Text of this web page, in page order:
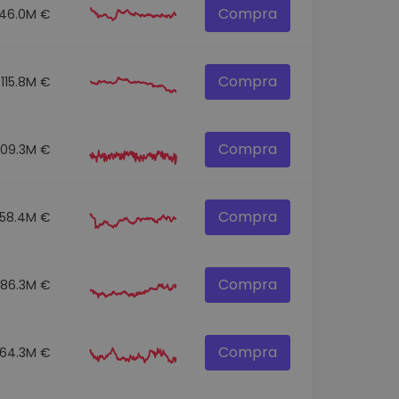
€ Compra
115.8M € Compra
€ Compra
€ Compra
€ Compra
€ Compra